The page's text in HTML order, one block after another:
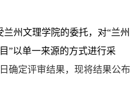
兰州文理学院的委托，对“兰州
”以单一来源的方式进行采
日确定评审结果，现将结果公布